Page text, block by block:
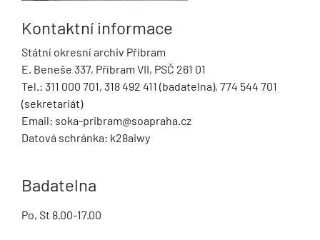
Kontaktní informace
Státní okresní archiv Příbram
E. Beneše 337, Příbram VII, PSČ 261 01
Tel.: 311 000 701, 318 492 411 (badatelna), 774 544 701
(sekretariát)
Email: soka-pribram@soapraha.cz
Datová schránka: k28aiwy
Badatelna
Po, St 8.00-17.00